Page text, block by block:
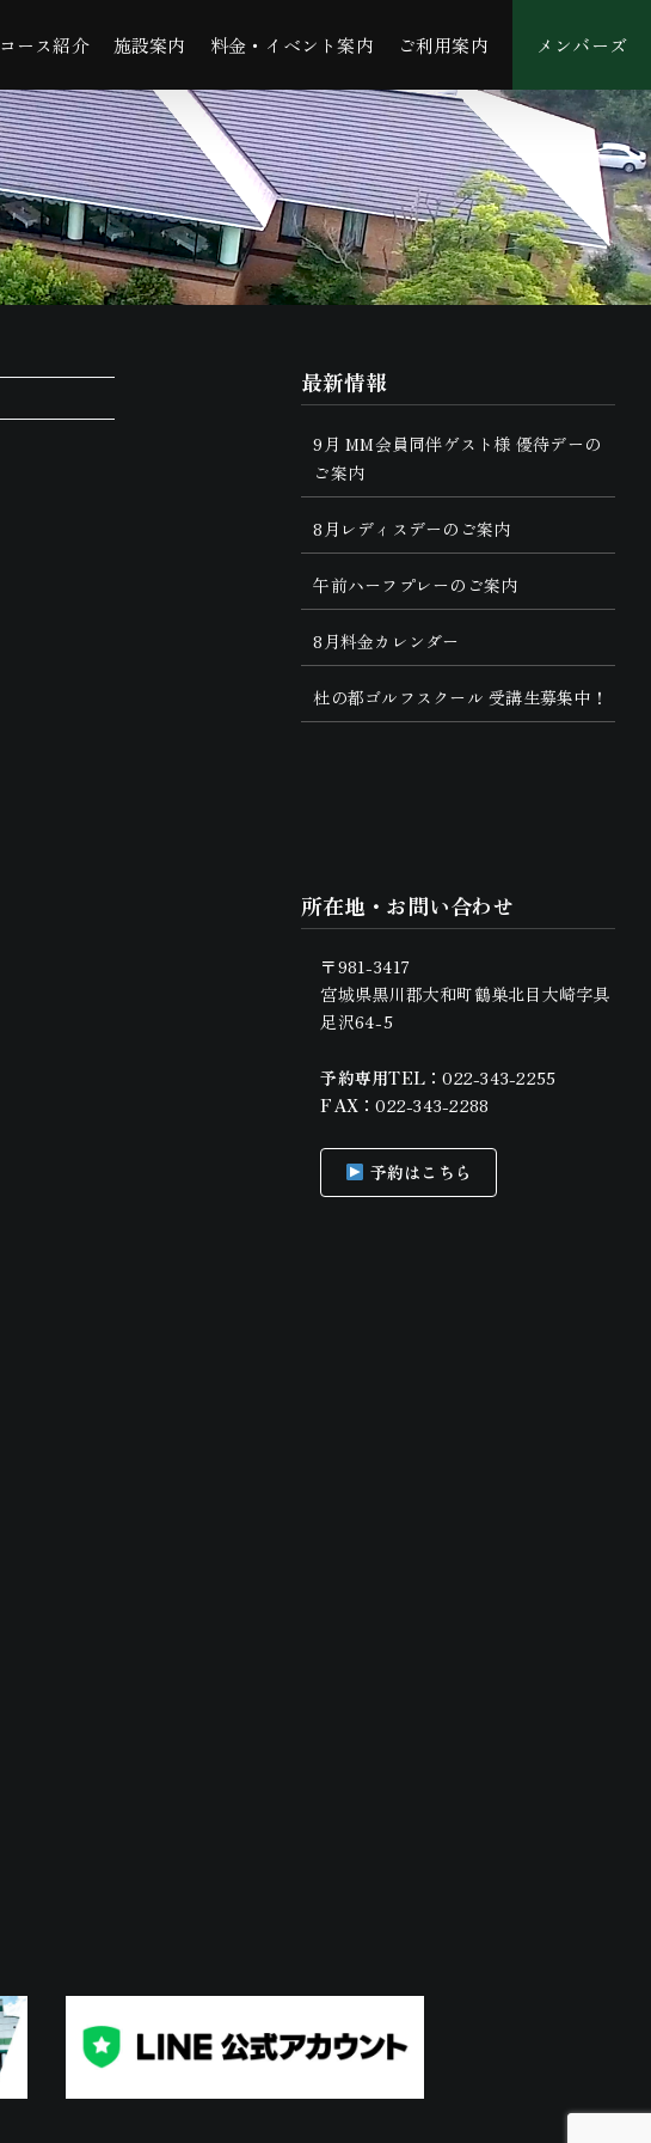
コース紹介 施設案内 料金・イベント案内 ご利用案内 メンバーズ
最新情報
9月 MM会員同伴ゲスト様 優待デーの
ご案内
8月レディスデーのご案内
午前ハーフプレーのご案内
8月料金カレンダー
杜の都ゴルフスクール 受講生募集中！
所在地・お問い合わせ
〒981-3417
宮城県黒川郡大和町鶴巣北目大崎字具
足沢64-5
予約専用TEL：022-343-2255
FAX：022-343-2288
予約はこちら